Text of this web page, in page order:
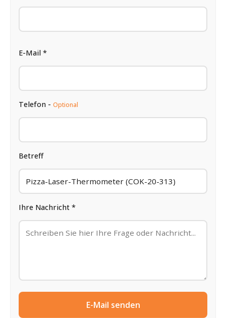
E-Mail *
Telefon - Optional
Betreff
Ihre Nachricht *
E-Mail senden